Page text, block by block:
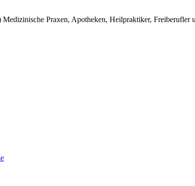
Praxen, Apotheken, Heilpraktiker,